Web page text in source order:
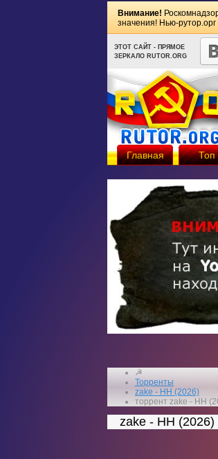
Внимание!
значения! Нью-
ЭТОТ САЙТ - ПРЯМОЕ
ЗЕРКАЛО RUTOR.ORG
Главная Топ
☭
Торренты
zake - HH (2026)
торрент zake - HH
zake - HH (2026)